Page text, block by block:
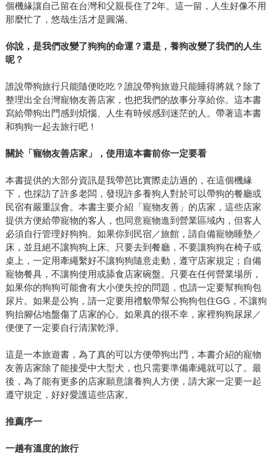
個機緣讓自己留在台灣和父親長住了2年。這一留，人生好像不用
那麼忙了，悠哉生活才是圓滿。
你說，是我們改變了狗狗的命運？還是，養狗改變了我們的人生
呢？
誰說帶狗旅行只能隨便吃吃？誰說帶狗旅遊只能睡得將就？除了
整理出全台灣寵物友善店家，也把我們的故事分享給你。這本書
寫給帶狗出門感到煩惱、人生有時候感到迷茫的人。帶著這本書
和狗狗一起去旅行吧！
關於「寵物友善店家」，使用這本書前你一定要看
本書提供的大部分資訊是我帶芭比實際走訪過的，在這個機緣
下，也採訪了許多老闆，發現許多養狗人對於可以帶狗的餐廳或
民宿有嚴重誤會。本書主要介紹「寵物友善」的店家，這些店家
提供方便給帶寵物的客人，也同意寵物進到營業區域內，但客人
必須自行管理好狗狗。如果你到民宿／旅館，請自備寵物睡墊／
床，並且絕不讓狗狗上床。只要去到餐廳，不要讓狗狗在椅子或
桌上，一定用牽繩繫好不讓狗狗隨意走動，遵守店家規定；自備
寵物餐具，不讓狗使用或舔食店家碗盤。只要在任何營業場所，
如果你的狗狗可能會有大小便失控的問題，也請一定要幫狗狗包
尿片。如果是公狗，請一定要用禮貌帶幫公狗狗包住GG，不讓狗
狗抬腳佔地盤傷了店家的心。如果真的很不幸，家裡狗狗尿尿／
便便了一定要自行清潔乾淨。
這是一本旅遊書，為了真的可以方便帶狗出門，本書介紹的寵物
友善店家除了能接受中大型犬，也只需要準備牽繩就可以了。最
後，為了能有更多的店家願意讓養狗人方便，請大家一定要一起
遵守規定，好好愛護這些店家。
推薦序一
一趟有溫度的旅行